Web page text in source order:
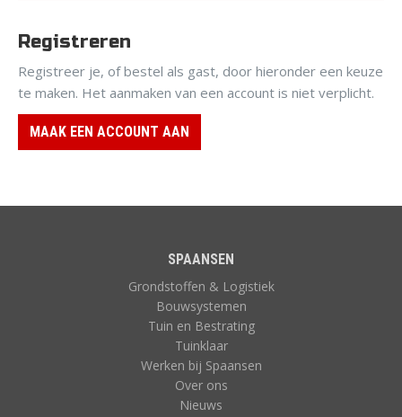
Registreren
Registreer je, of bestel als gast, door hieronder een keuze
te maken. Het aanmaken van een account is niet verplicht.
MAAK EEN ACCOUNT AAN
SPAANSEN
Grondstoffen & Logistiek
Bouwsystemen
Tuin en Bestrating
Tuinklaar
Werken bij Spaansen
Over ons
Nieuws